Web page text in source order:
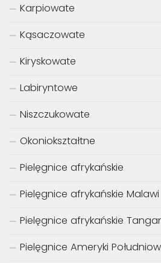
Karpiowate
Kąsaczowate
Kiryskowate
Labiryntowe
Niszczukowate
Okoniokształtne
Pielęgnice afrykańskie
Pielęgnice afrykańskie Malawi
Pielęgnice afrykańskie
Pielęgnice Ameryki